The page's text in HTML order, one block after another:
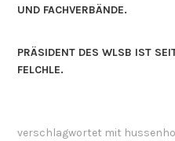
UND FACHVERBÄNDE.
PRÄSIDENT DES WLSB IST
FELCHLE.
verschlagwortet mit